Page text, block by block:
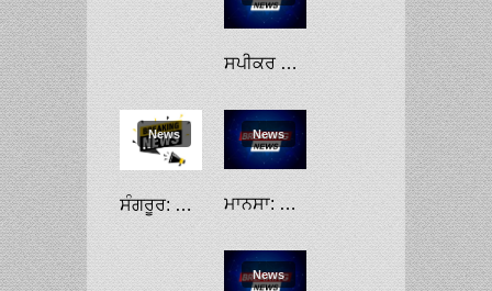
ਸਪੀਕਰ ਸੰਧਵਾਂ ਵੱਲੋਂ ਆਪਣੇ ਹਲਕੇ ’ਚ ਪਰਾਲੀ ਨਾ ਸਾੜਨ ਵਾਲੇ ਹਰ ਪਿੰਡ ਨੂੰ ਇੱਕ ਲੱਖ ਰੁਪਏ ਦੇਣ ਦਾ ਐਲਾਨ
News
ਸੰਗਰੂਰ: ਪੱਕੇ ਮੋਰਚੇ ਵਿੱਚ ਇੱਕ ਹੋਰ ਕਿਸਾਨ ਦੀ ਮੌਤ
News
ਮਾਨਸਾ: ਸੀਆਈਏ ਦੇ ਬਰਖ਼ਾਸਤ ਇੰਚਾਰਜ ਪ੍ਰਿਤਪਾਲ ਸਿੰਘ ਦਾ 5 ਦਿਨ ਦਾ ਹੋਰ ਪੁਲੀਸ ਰਿਮਾਂਡ
News